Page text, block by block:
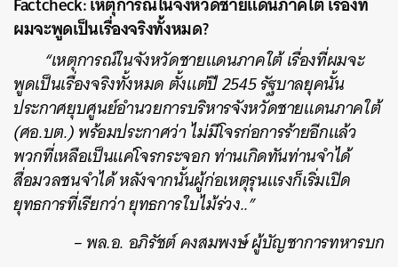
ผมจะพูดเป็นเรื่องจริงทั้งหมด?
“เหตุการณ์ในจังหวัดชายแดนภาคใต้ เรื่องที่ผมจะ
พูดเป็นเรื่องจริงทั้งหมด ตั้งแต่ปี 2545 รัฐบาลยุคนั้น
ประกาศยุบศูนย์อำนวยการบริหารจังหวัดชายแดนภาคใต้
(ศอ.บต.) พร้อมประกาศว่า ไม่มีโจรก่อการร้ายอีกแล้ว
พวกที่เหลือเป็นแค่โจรกระจอก ท่านเกิดทันท่านจำได้
สื่อมวลชนจำได้ หลังจากนั้นผู้ก่อเหตุรุนแรงก็เริ่มเปิด
ยุทธการที่เรียกว่า ยุทธการใบไม้ร่วง..”
– พล.อ. อภิรัชต์ คงสมพงษ์ ผู้บัญชาการทหารบก